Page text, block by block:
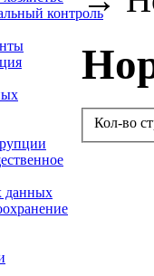
контроль
данных
Кол-во